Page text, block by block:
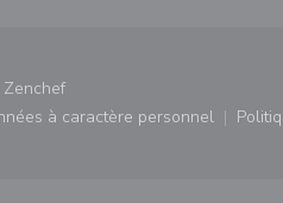
Zenchef((ouvre une nouvelle fenêtre))
à caractère personnel
((ouvre une nouvelle fenêtre))